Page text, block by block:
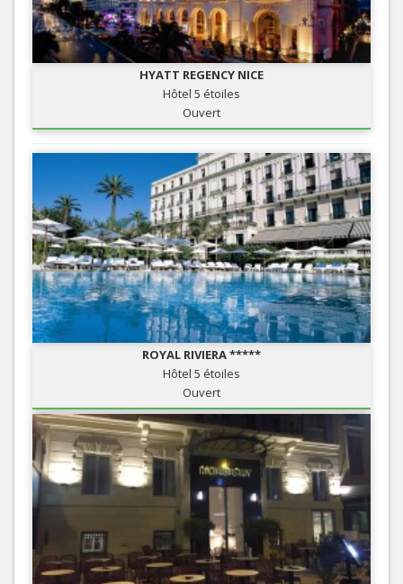
HYATT REGENCY NICE
Hôtel 5 étoiles
Ouvert
ROYAL RIVIERA *****
Hôtel 5 étoiles
Ouvert